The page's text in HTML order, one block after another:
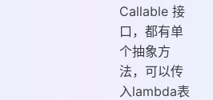
Callable 接
口，都有单
个抽象方
法，可以传
入lambda表